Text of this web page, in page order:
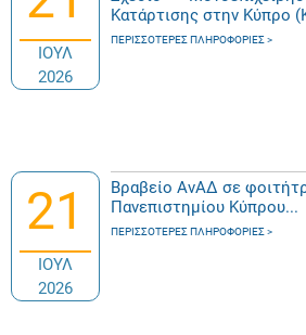
ΙΟΥΛ
2026
Κατάρτισης στην Κύπρο
ΠΕΡΙΣΣΌΤΕΡΕΣ ΠΛΗΡΟΦΟΡΊΕΣ
21
ΙΟΥΛ
2026
Βραβείο ΑνΑΔ σε
Πανεπιστημίου Κύπρου...
ΠΕΡΙΣΣΌΤΕΡΕΣ ΠΛΗΡΟΦΟΡΊΕΣ